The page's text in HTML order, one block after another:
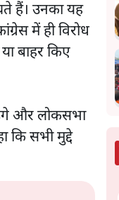
हैं। उनका यह
में ही विरोध
बाहर किए
और लोकसभा
कि सभी मुद्दे